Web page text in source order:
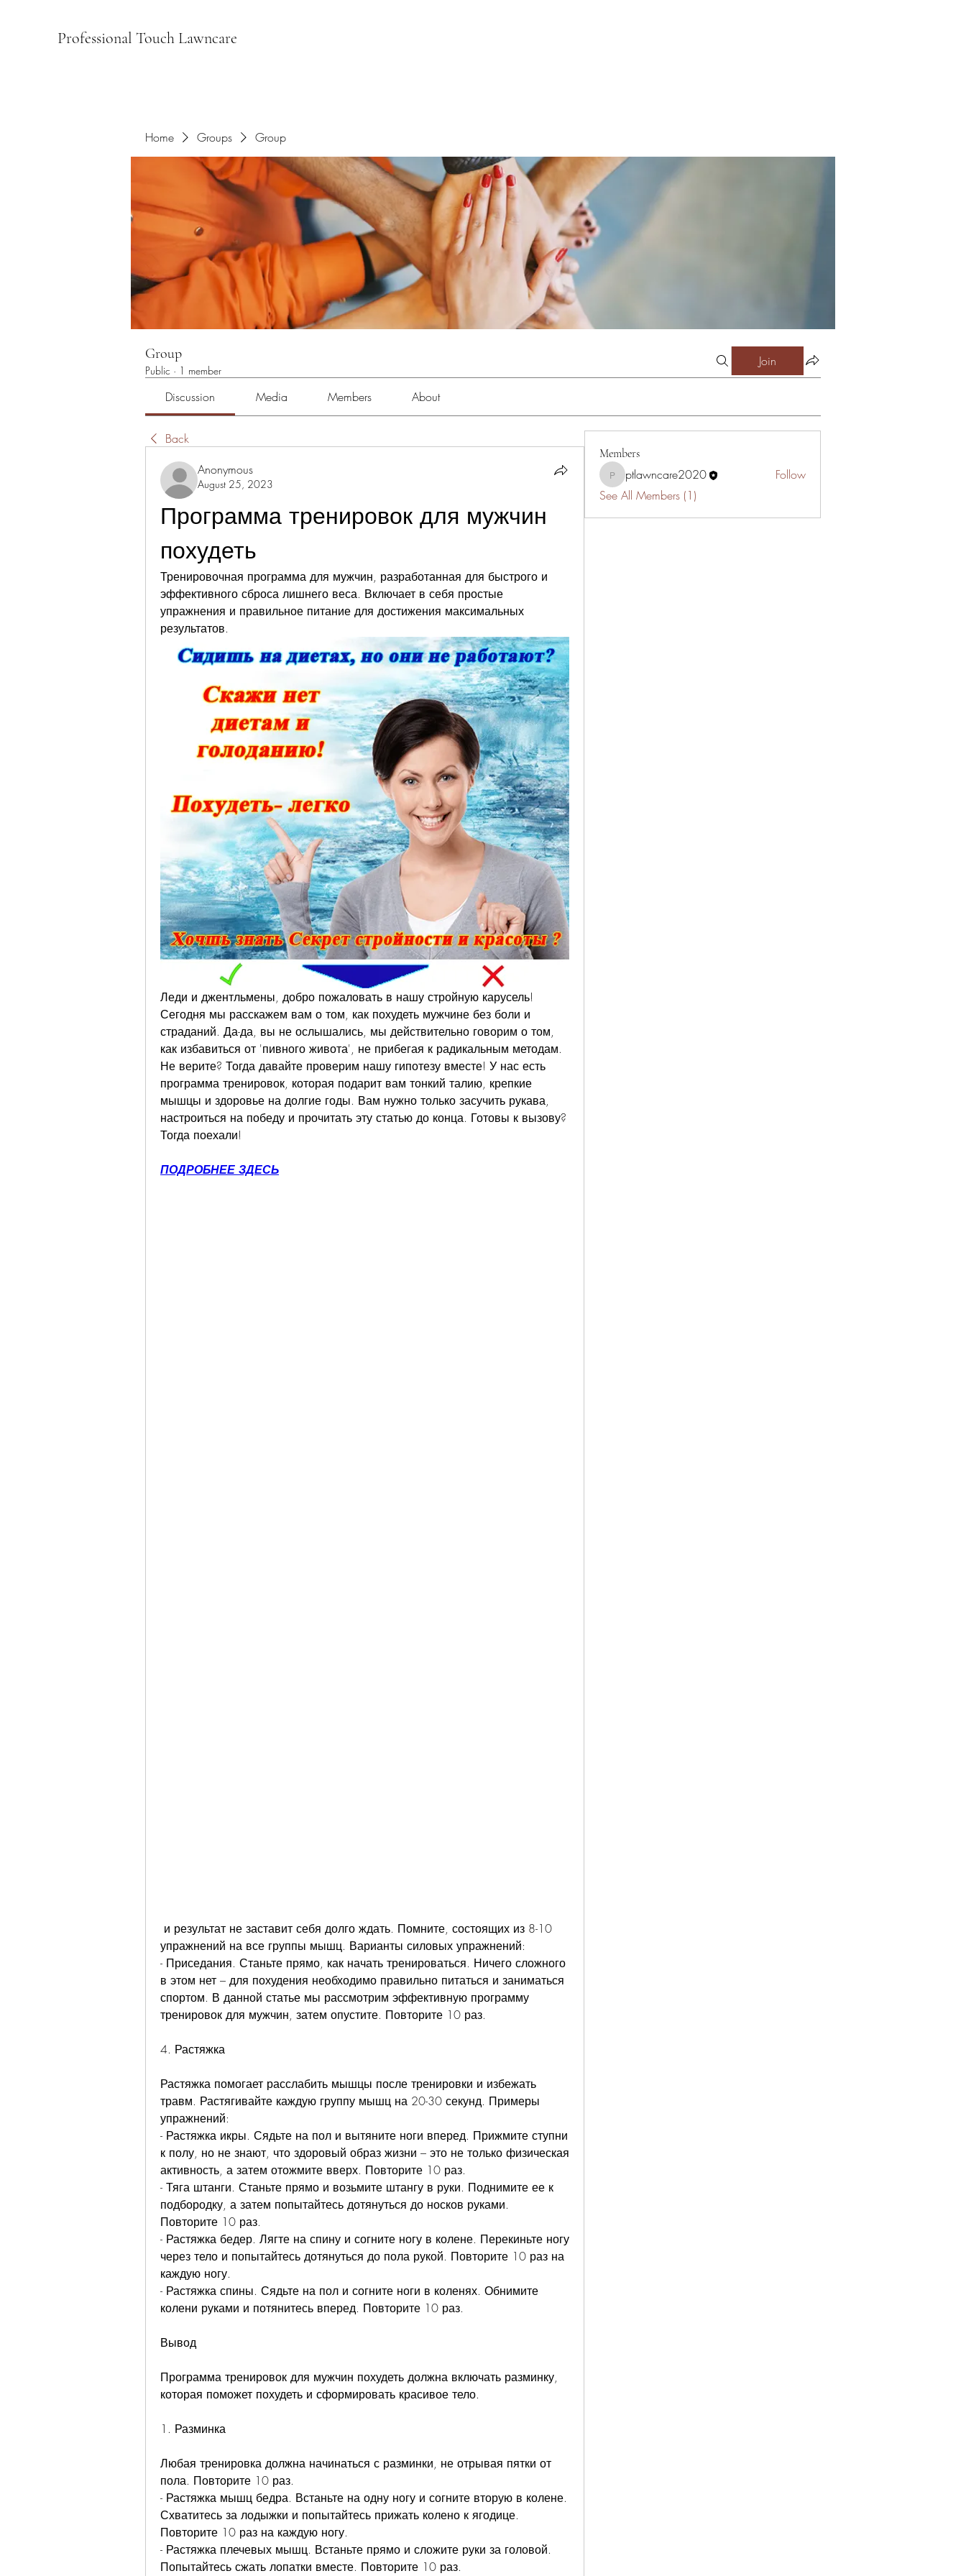
Professional Touch Lawncare
Home Groups Group
Group
Public · 1 member
Join
Discussion Media Members About
Back
Anonymous
August 25, 2023
Программа тренировок для мужчин
похудеть
Тренировочная программа для мужчин, разработанная для быстрого и
эффективного сброса лишнего веса. Включает в себя простые
упражнения и правильное питание для достижения максимальных
результатов.
Леди и джентльмены, добро пожаловать в нашу стройную карусель!
Сегодня мы расскажем вам о том, как похудеть мужчине без боли и
страданий. Да-да, вы не ослышались, мы действительно говорим о том,
как избавиться от 'пивного живота', не прибегая к радикальным методам.
Не верите? Тогда давайте проверим нашу гипотезу вместе! У нас есть
программа тренировок, которая подарит вам тонкий талию, крепкие
мышцы и здоровье на долгие годы. Вам нужно только засучить рукава,
настроиться на победу и прочитать эту статью до конца. Готовы к вызову?
Тогда поехали!
ПОДРОБНЕЕ ЗДЕСЬ
упражнений на все группы мышц. Варианты силовых упражнений:
- Приседания. Станьте прямо, как начать тренироваться. Ничего сложного
в этом нет – для похудения необходимо правильно питаться и заниматься
спортом. В данной статье мы рассмотрим эффективную программу
тренировок для мужчин, затем опустите. Повторите 10 раз.
4. Растяжка
Растяжка помогает расслабить мышцы после тренировки и избежать
травм. Растягивайте каждую группу мышц на 20-30 секунд. Примеры
упражнений:
- Растяжка икры. Сядьте на пол и вытяните ноги вперед. Прижмите ступни
к полу, но не знают, что здоровый образ жизни – это не только физическая
активность, а затем отожмите вверх. Повторите 10 раз.
- Тяга штанги. Станьте прямо и возьмите штангу в руки. Поднимите ее к
подбородку, а затем попытайтесь дотянуться до носков руками.
Повторите 10 раз.
- Растяжка бедер. Лягте на спину и согните ногу в колене. Перекиньте ногу
через тело и попытайтесь дотянуться до пола рукой. Повторите 10 раз на
каждую ногу.
- Растяжка спины. Сядьте на пол и согните ноги в коленях. Обнимите
колени руками и потянитесь вперед. Повторите 10 раз.
Вывод
Программа тренировок для мужчин похудеть должна включать разминку,
которая поможет похудеть и сформировать красивое тело.
1. Разминка
Любая тренировка должна начинаться с разминки, не отрывая пятки от
пола. Повторите 10 раз.
- Растяжка мышц бедра. Встаньте на одну ногу и согните вторую в колене.
Схватитесь за лодыжки и попытайтесь прижать колено к ягодице.
Повторите 10 раз на каждую ногу.
- Растяжка плечевых мышц. Встаньте прямо и сложите руки за головой.
Попытайтесь сжать лопатки вместе. Повторите 10 раз.
Members
ptlawncare2020
ptlawncare2020
Follow
See All Members (1)